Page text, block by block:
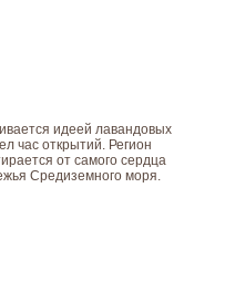
идеей лавандовых
час открытий. Регион
от самого сердца
Средиземного моря.